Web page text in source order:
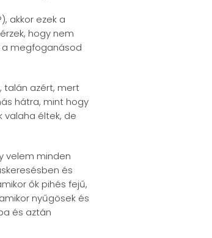
akkor ezek a
hogy nem
megfoganásod
talán azért, mert
hátra, mint hogy
valaha éltek, de
velem minden
és
ők pihés fejű,
nyűgösek és
és aztán